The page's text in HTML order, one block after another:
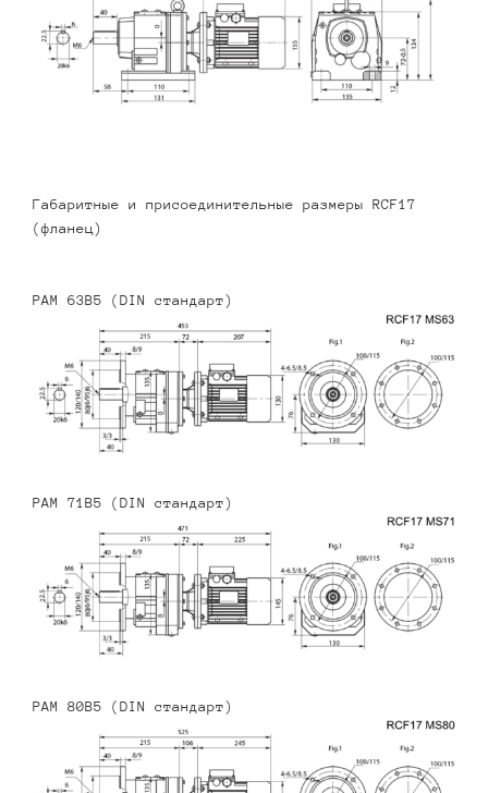
Габаритные и присоединительные размеры RCF17
(фланец)
PAM 63B5 (DIN стандарт)
PAM 71B5 (DIN стандарт)
PAM 80B5 (DIN стандарт)